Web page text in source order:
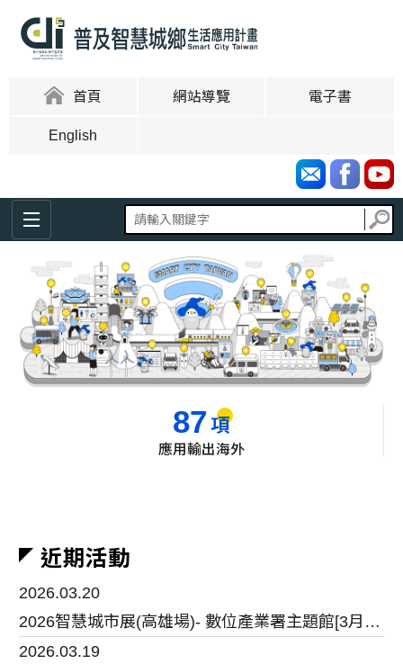
首頁 網站導覽 電子書
English
87 項
應用輸出海外
近期活動
2026.03.20
2026智慧城市展(高雄場)- 數位產業署主題館[3月20至22日]
2026.03.19